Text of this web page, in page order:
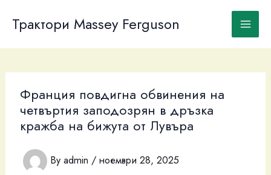
content
Трактори Massey Ferguson
Франция повдигна обвинения на
четвъртия заподозрян в дръзка
кражба на бижута от Лувъра
By admin / ноември 28, 2025